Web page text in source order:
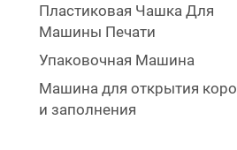
Пластиковая Чашка Для
Машины Печати
Упаковочная Машина
Машина для открытия
и заполнения